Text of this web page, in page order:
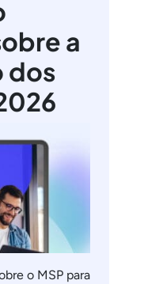
a
dos
o MSP para